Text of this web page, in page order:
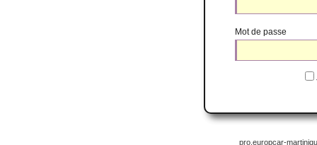
Mot de passe
pro.europcar-